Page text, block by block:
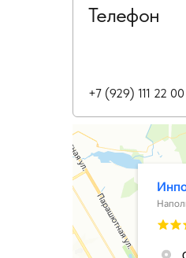
Телефон
+7 (929) 111 22 00